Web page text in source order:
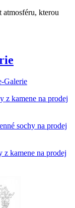
atmosféru, kterou
Galerie